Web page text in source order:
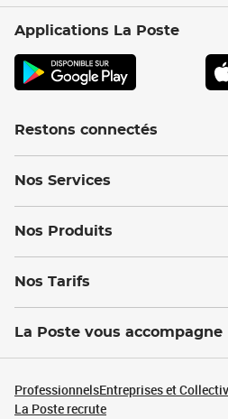
Applications La Poste
Restons connectés
Nos Services
Nos Produits
Nos Tarifs
La Poste vous accompagne
ProfessionnelsEntreprises et
La Poste recrute